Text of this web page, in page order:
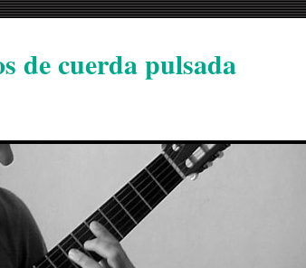
de cuerda pulsada